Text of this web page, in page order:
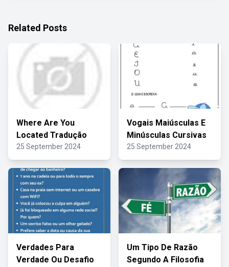
Related Posts
Where Are You
Located Tradução
25 September 2024
Vogais Maiúsculas E
Minúsculas Cursivas
25 September 2024
Verdades Para
Verdade Ou Desafio
Um Tipo De Razão
Segundo A Filosofia